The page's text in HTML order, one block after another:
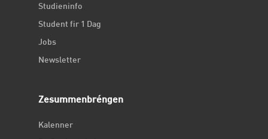
Studieninfo
Student fir 1 Dag
Jobs
Newsletter
Zesummenbréngen
Kalenner